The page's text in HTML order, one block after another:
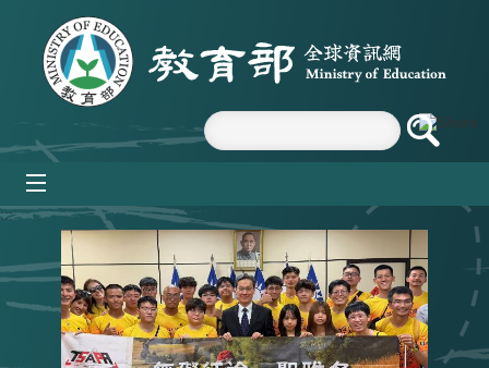
跳到主要內容區塊
:::